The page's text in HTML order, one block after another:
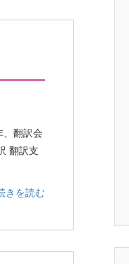
、翻訳会
翻訳支
きを読む